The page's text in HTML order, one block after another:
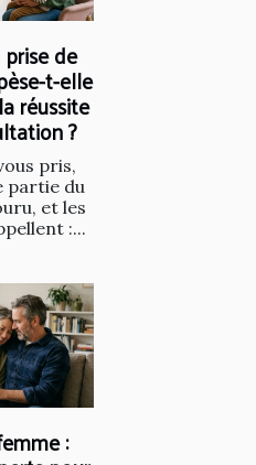
de
t-elle
réussite
?
pris,
partie du
et les
:...
: